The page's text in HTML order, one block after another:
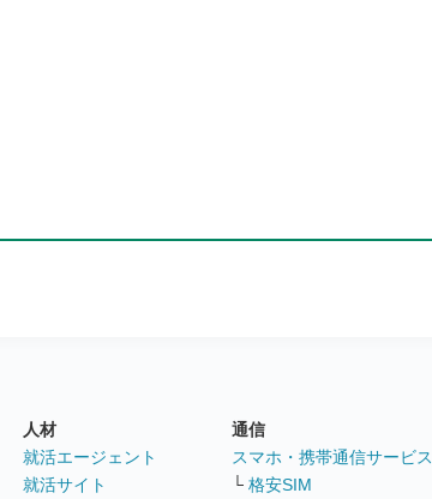
人材
就活エージェント
就活サイト
通信
スマホ・携帯通信サービス
└ 格安SIM